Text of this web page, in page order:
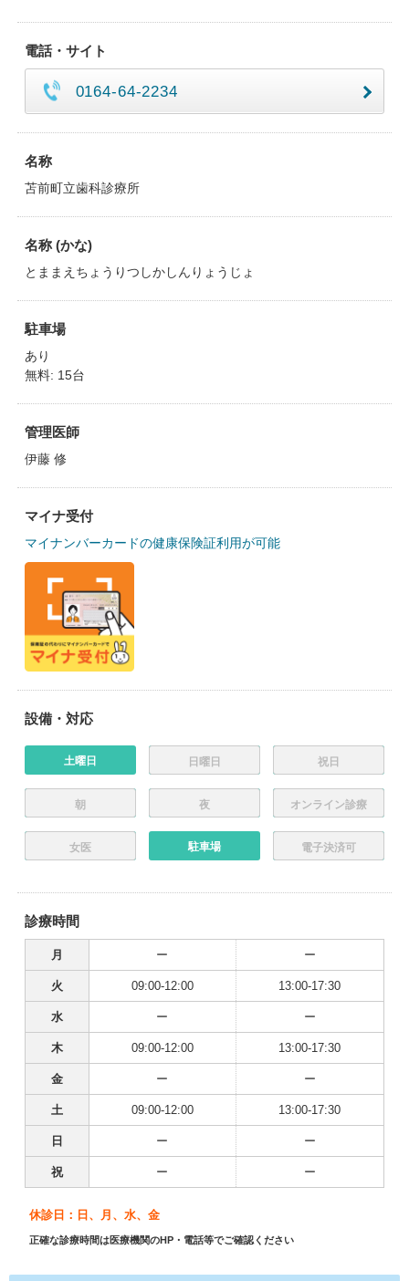
電話・サイト
0164-64-2234
名称
苫前町立歯科診療所
名称 (かな)
とままえちょうりつしかしんりょうじょ
駐車場
あり
無料: 15台
管理医師
伊藤 修
マイナ受付
マイナンバーカードの健康保険証利用が可能
設備・対応
土曜日 日曜日 祝日
朝 夜 オンライン診療
女医 駐車場 電子決済可
診療時間
月 ー ー
火 09:00-12:00 13:00-17:30
水 ー ー
木 09:00-12:00 13:00-17:30
金 ー ー
土 09:00-12:00 13:00-17:30
日 ー ー
祝 ー ー
休診日：日、月、水、金
正確な診療時間は医療機関のHP・電話等でご確認ください